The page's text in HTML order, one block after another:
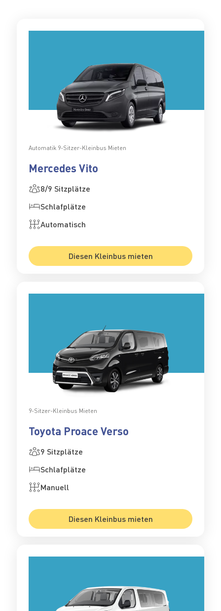
Automatik 9-Sitzer-Kleinbus Mieten
Mercedes Vito
8/9 Sitzplätze
Schlafplätze
Automatisch
Diesen Kleinbus mieten
9-Sitzer-Kleinbus Mieten
Toyota Proace Verso
9 Sitzplätze
Schlafplätze
Manuell
Diesen Kleinbus mieten